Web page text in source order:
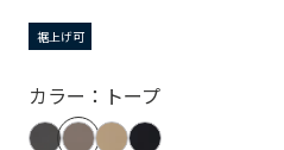
裾上げ可
カラー：トープ